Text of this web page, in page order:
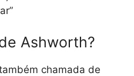
Ashworth?
chamada de